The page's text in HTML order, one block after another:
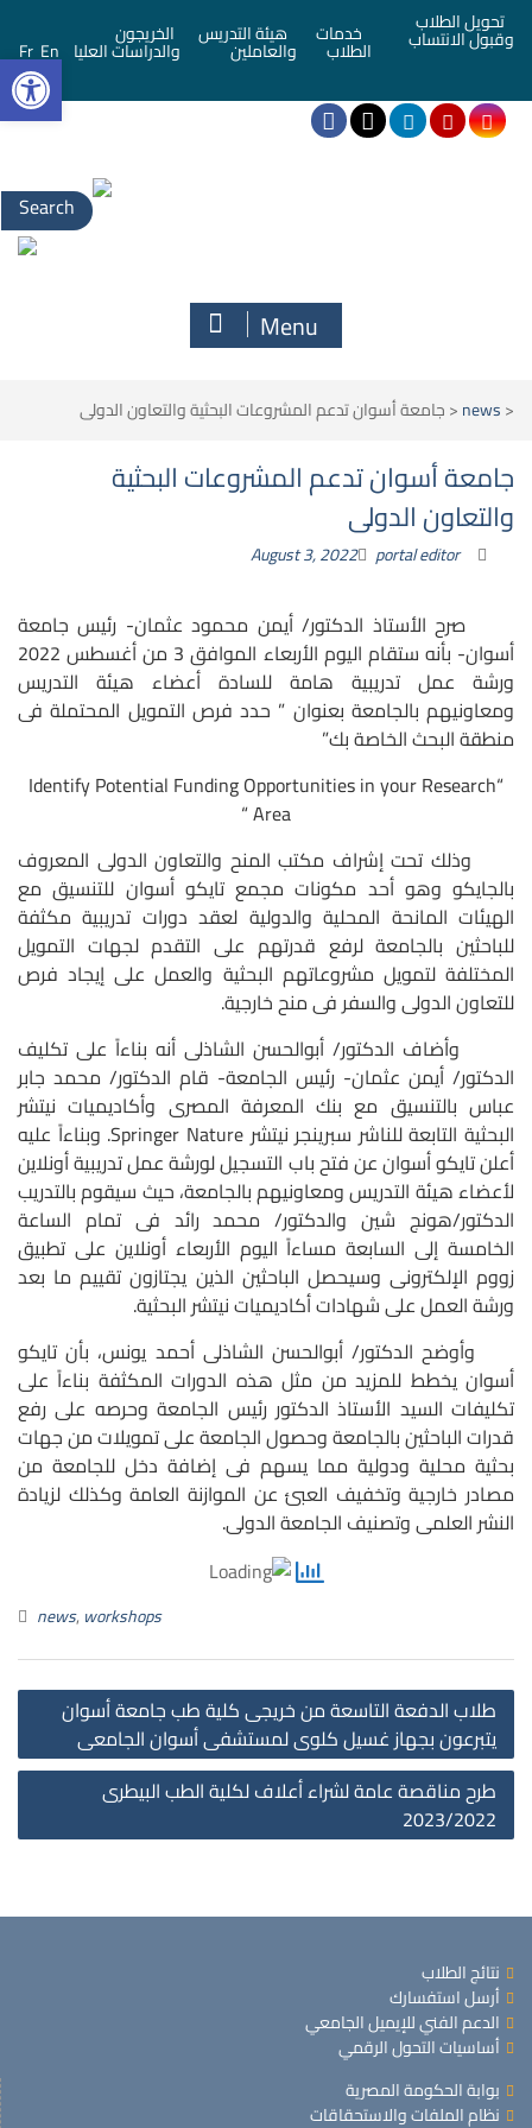
تحويل الطلاب
وقبول الانتساب خدمات
الطلاب
هيئة التدريس
والعاملين
الخريجون
والدراسات العليا En
Fr
Search
for:
Menu
<
news
<جامعة أسوان تدعم المشروعات البحثية والتعاون الدولى
جامعة أسوان تدعم المشروعات البحثية
والتعاون الدولى
August 3, 2022 portal editor
صرح الأستاذ الدكتور/ أيمن محمود عثمان- رئيس جامعة
أسوان- بأنه ستقام اليوم الأربعاء الموافق 3 من أغسطس 2022
ورشة عمل تدريبية هامة للسادة أعضاء هيئة التدريس
ومعاونيهم بالجامعة بعنوان ” حدد فرص التمويل المحتملة فى
منطقة البحث الخاصة بك”
“Identify Potential Funding Opportunities in your Research
Area “
وذلك تحت إشراف مكتب المنح والتعاون الدولى المعروف
بالجايكو وهو أحد مكونات مجمع تايكو أسوان للتنسيق مع
الهيئات المانحة المحلية والدولية لعقد دورات تدريبية مكثفة
للباحثين بالجامعة لرفع قدرتهم على التقدم لجهات التمويل
المختلفة لتمويل مشروعاتهم البحثية والعمل على إيجاد فرص
للتعاون الدولى والسفر فى منح خارجية.
وأضاف الدكتور/ أبوالحسن الشاذلى أنه بناءاً على تكليف
الدكتور/ أيمن عثمان- رئيس الجامعة- قام الدكتور/ محمد جابر
عباس بالتنسيق مع بنك المعرفة المصرى وأكاديميات نيتشر
البحثية التابعة للناشر سبرينجر نيتشر Springer Nature. وبناءاً عليه
أعلن تايكو أسوان عن فتح باب التسجيل لورشة عمل تدريبية أونلاين
لأعضاء هيئة التدريس ومعاونيهم بالجامعة، حيث سيقوم بالتدريب
الدكتور/هونج شين والدكتور/ محمد رائد فى تمام الساعة
الخامسة إلى السابعة مساءاً اليوم الأربعاء أونلاين على تطبيق
زووم الإلكترونى وسيحصل الباحثين الذين يجتازون تقييم ما بعد
ورشة العمل على شهادات أكاديميات نيتشر البحثية.
وأوضح الدكتور/ أبوالحسن الشاذلى أحمد يونس، بأن تايكو
أسوان يخطط للمزيد من مثل هذه الدورات المكثفة بناءاً على
تكليفات السيد الأستاذ الدكتور رئيس الجامعة وحرصه على رفع
قدرات الباحثين بالجامعة وحصول الجامعة على تمويلات من جهات
بحثية محلية ودولية مما يسهم فى إضافة دخل للجامعة من
مصادر خارجية وتخفيف العبئ عن الموازنة العامة وكذلك لزيادة
النشر العلمى وتصنيف الجامعة الدولى.
news, workshops
طلاب الدفعة التاسعة من خريجى كلية طب جامعة أسوان
يتبرعون بجهاز غسيل كلوى لمستشفى أسوان الجامعى
طرح مناقصة عامة لشراء أعلاف لكلية الطب البيطرى
2023/2022
نتائج الطلاب
أرسل استفسارك
الدعم الفني للإيميل الجامعي
أساسيات التحول الرقمي
بوابة الحكومة المصرية
نظام الملفات والاستحقاقات